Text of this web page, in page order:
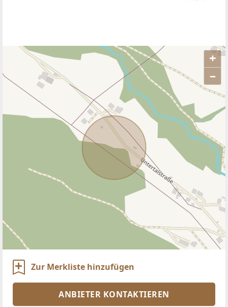
+
–
ANBIETER KONTAKTIEREN
Zur Merkliste hinzufügen
ANBIETER KONTAKTIEREN